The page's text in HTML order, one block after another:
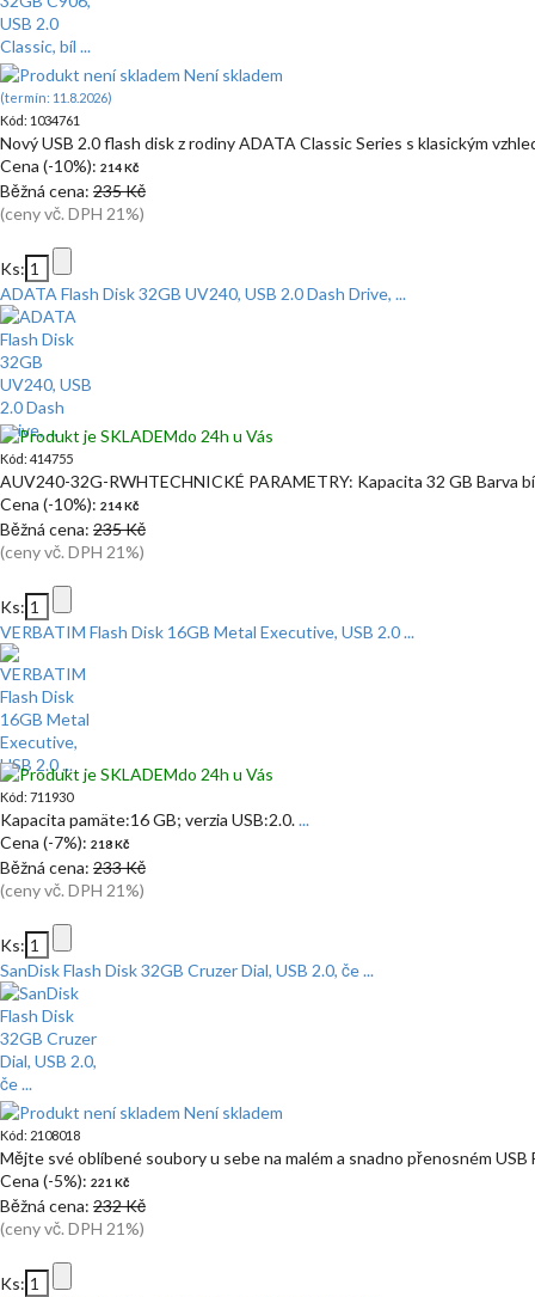
Není skladem
(termín: 11.8.2026)
Kód: 1034761
Nový USB 2.0 flash disk z rodiny ADATA Classic Series s klasickým
Cena (-10%): 214 Kč
Běžná cena: 235 Kč
(ceny vč. DPH 21%)
Ks:
ADATA Flash Disk 32GB UV240, USB 2.0 Dash Drive, ...
do 24h u Vás
Kód: 414755
AUV240-32G-RWHTECHNICKÉ PARAMETRY: Kapacita 32 GB Barva
Cena (-10%): 214 Kč
Běžná cena: 235 Kč
(ceny vč. DPH 21%)
Ks:
VERBATIM Flash Disk 16GB Metal Executive, USB 2.0 ...
do 24h u Vás
Kód: 711930
Kapacita pamäte:16 GB; verzia USB:2.0....
Cena (-7%): 218 Kč
Běžná cena: 233 Kč
(ceny vč. DPH 21%)
Ks:
SanDisk Flash Disk 32GB Cruzer Dial, USB 2.0, če ...
Není skladem
Kód: 2108018
Mějte své oblíbené soubory u sebe na malém a snadno přenosném USB
Cena (-5%): 221 Kč
Běžná cena: 232 Kč
(ceny vč. DPH 21%)
Ks: